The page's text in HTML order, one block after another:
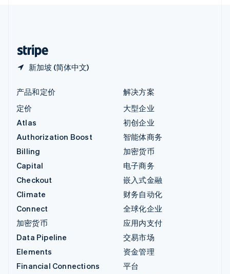
新加坡 (简体中文)
产品和定价
定价
Atlas
Authorization Boost
Billing
Capital
Checkout
Climate
Connect
加密货币
Data Pipeline
Elements
Financial Connections
解决方案
大型企业
初创企业
智能体商务
加密货币
电子商务
嵌入式金融
财务自动化
全球化企业
应用内支付
交易市场
资金管理
平台